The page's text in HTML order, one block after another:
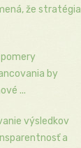
že stratégia
by
...
výsledkov
a